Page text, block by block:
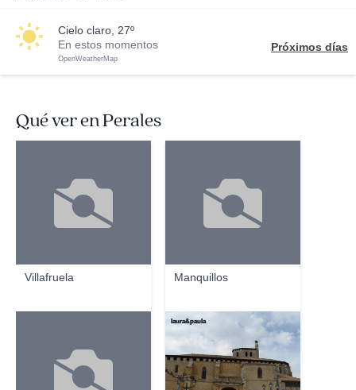
cielo claro, 27º
En estos momentos
OpenWeatherMap
Próximos días
Qué ver en Perales
Villafruela Manquillos
laura&paula